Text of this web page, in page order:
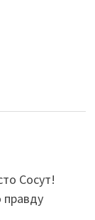
Сосут!
правду